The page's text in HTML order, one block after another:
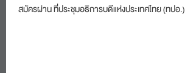
สมัครผ่าน ที่ประชุมอธิการบดีแห่งประเทศไทย (ทปอ.)